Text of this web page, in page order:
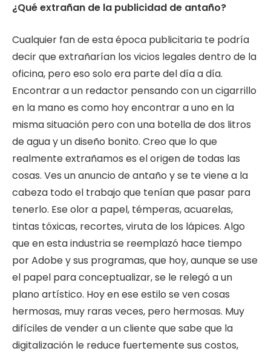
¿Qué extrañan de la publicidad de antaño?
Cualquier fan de esta época publicitaria te podría
decir que extrañarían los vicios legales dentro de la
oficina, pero eso solo era parte del día a día.
Encontrar a un redactor pensando con un cigarrillo
en la mano es como hoy encontrar a uno en la
misma situación pero con una botella de dos litros
de agua y un diseño bonito. Creo que lo que
realmente extrañamos es el origen de todas las
cosas. Ves un anuncio de antaño y se te viene a la
cabeza todo el trabajo que tenían que pasar para
tenerlo. Ese olor a papel, témperas, acuarelas,
tintas tóxicas, recortes, viruta de los lápices. Algo
que en esta industria se reemplazó hace tiempo
por Adobe y sus programas, que hoy, aunque se use
el papel para conceptualizar, se le relegó a un
plano artístico. Hoy en ese estilo se ven cosas
hermosas, muy raras veces, pero hermosas. Muy
difíciles de vender a un cliente que sabe que la
digitalización le reduce fuertemente sus costos,